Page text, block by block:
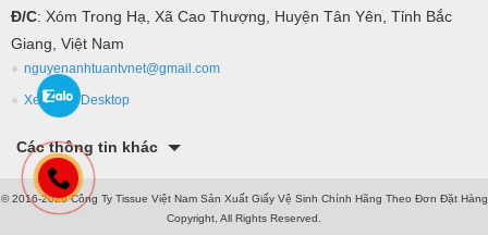
Đ/C: Xóm Trong Hạ, Xã Cao Thượng, Huyện Tân Yên, Tỉnh Bắc
Giang, Việt Nam
nguyenanhtuantvnet@gmail.com
Xem bản Desktop
Các thông tin khác
© 2016-2026 Công Ty Tissue Việt Nam Sản Xuất Giấy Vệ Sinh Chính Hãng Theo Đơn Đặt Hàng
Copyright, All Rights Reserved.